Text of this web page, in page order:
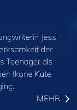
Jess
der
Teenager als
Ikone Kate
MEHR